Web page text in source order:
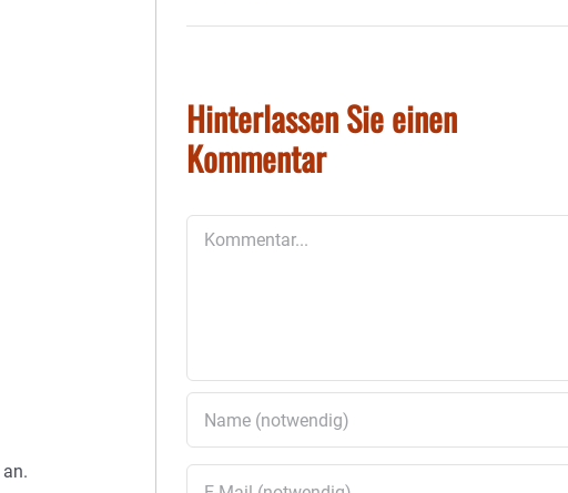
an.
Hinterlassen Sie einen
Kommentar